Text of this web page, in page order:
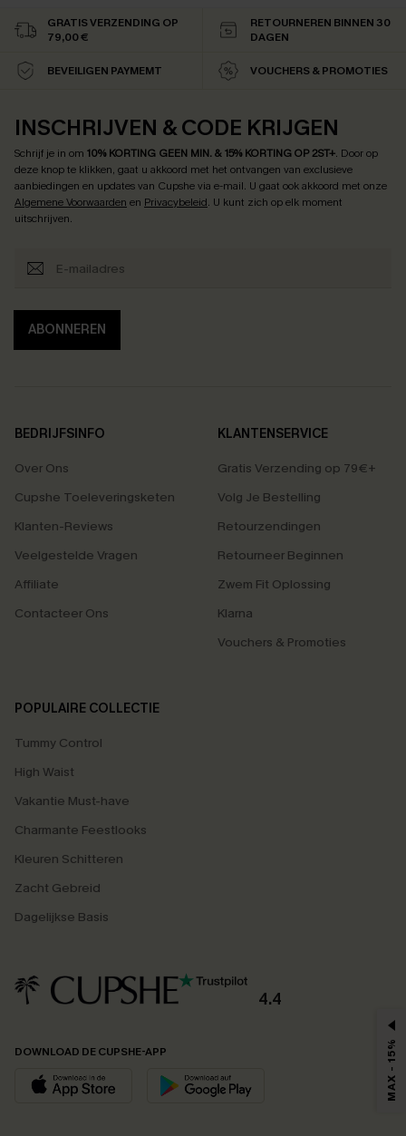
GRATIS VERZENDING OP
79,00 €
RETOURNEREN BINNEN 30
DAGEN
BEVEILIGEN PAYMEMT VOUCHERS & PROMOTIES
INSCHRIJVEN & CODE KRIJGEN
Schrijf je in om 10% KORTING GEEN MIN. & 15% KORTING OP 2ST+. Door op
deze knop te klikken, gaat u akkoord met het ontvangen van exclusieve
aanbiedingen en updates van Cupshe via e-mail. U gaat ook akkoord met onze
Algemene Voorwaarden en Privacybeleid. U kunt zich op elk moment
uitschrijven.
ABONNEREN
BEDRIJFSINFO
Over Ons
Cupshe Toeleveringsketen
Klanten-Reviews
Veelgestelde Vragen
Affiliate
Contacteer Ons
KLANTENSERVICE
Gratis Verzending op 79€+
Volg Je Bestelling
Retourzendingen
Retourneer Beginnen
Zwem Fit Oplossing
Klarna
Vouchers & Promoties
POPULAIRE COLLECTIE
Tummy Control
High Waist
Vakantie Must-have
Charmante Feestlooks
Kleuren Schitteren
Zacht Gebreid
Dagelijkse Basis
4.4
DOWNLOAD DE CUPSHE-APP MAX - 15%